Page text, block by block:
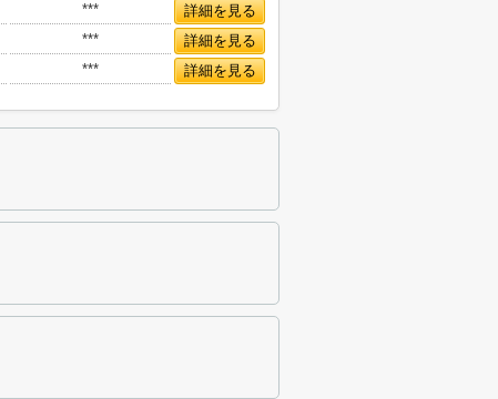
***
詳細を見る
***
詳細を見る
*** 詳細を見る